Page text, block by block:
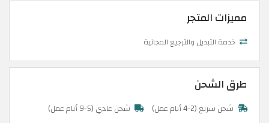
مميزات المتجر
خدمة التبديل والترجيع المجانية
طرق الشحن
شحن سريع (2-4 أيام عمل) شحن عادي (5-9 أيام عمل)